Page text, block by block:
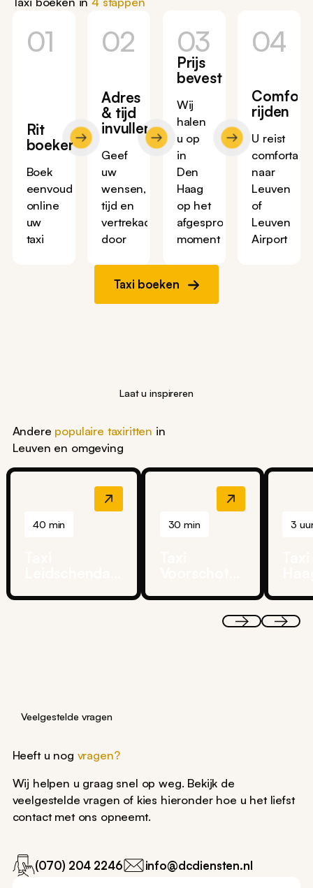
01
Rit
boeken
Boek
eenvoudig
online
uw
taxi
02
Adres
& tijd
invullen
Geef
uw
wensen,
tijd en
vertrekadres
door
03
Prijs
bevestigen
Wij
halen
u op
in
Den
Haag
op het
afgesproken
moment
04
rijden
U reist
naar
Leuven
of
Leuven
Airport
Taxi boeken
Laat u inspireren
Andere populaire taxiritten in
Leuven en omgeving
40 min 30 min 3
Veelgestelde vragen
Heeft u nog vragen?
Wij helpen u graag snel op weg. Bekijk de
veelgestelde vragen of kies hieronder hoe u het liefst
contact met ons opneemt.
(070) 204 2246 info@dcdiensten.nl